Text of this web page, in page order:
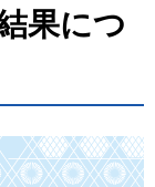
果につ